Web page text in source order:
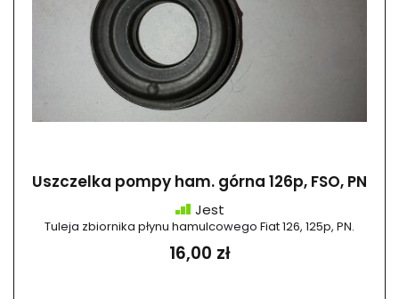
Uszczelka pompy ham. górna 126p, FSO, PN
Jest
Tuleja zbiornika płynu hamulcowego Fiat 126, 125p, PN.
16,00 zł